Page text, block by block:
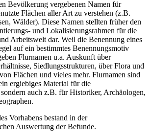
Bevölkerung vergebenen Namen für
Flächen aller Art zu verstehen (z.B.
Wälder). Diese Namen stellten früher den
und Lokalisierungsrahmen für die
Arbeitswelt dar. Weil die Benennung eines
auf ein bestimmtes Benennungsmotiv
Flurnamen u.a. Auskunft über
Siedlungsstrukturen, über Flora und
Flächen und vieles mehr. Flurnamen sind
ergiebiges Material für die
auch z.B. für Historiker, Archäologen,
Vorhabens bestand in der
Auswertung der Befunde.